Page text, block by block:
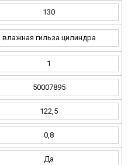
130
влажная гильза цилиндра
1
50007895
122,5
0,8
Да